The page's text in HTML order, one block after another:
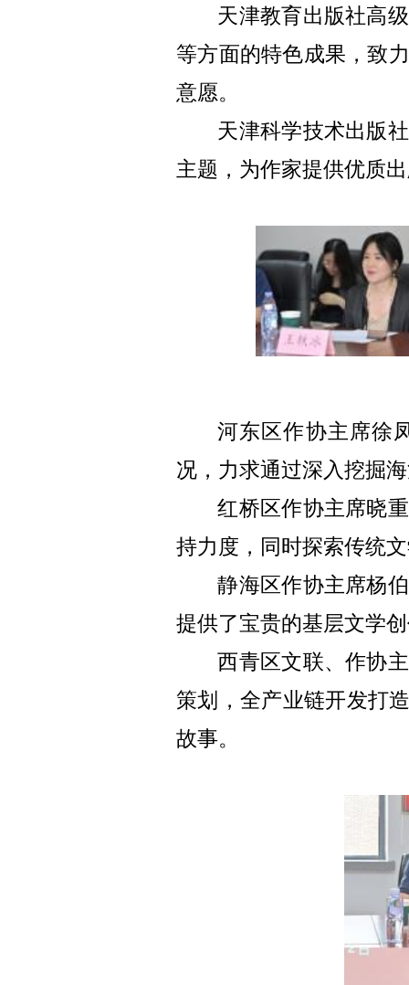
天津教育出版社高
等方面的特色成果，致
意愿。
天津科学技术出版
主题，为作家提供优质
河东区作协主席徐
况，力求通过深入挖掘
红桥区作协主席晓
持力度，同时探索传统
静海区作协主席杨
提供了宝贵的基层文学
西青区文联、作协
策划，全产业链开发打
故事。